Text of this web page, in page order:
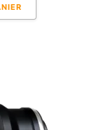
929,00 €
plusieurs
variations.